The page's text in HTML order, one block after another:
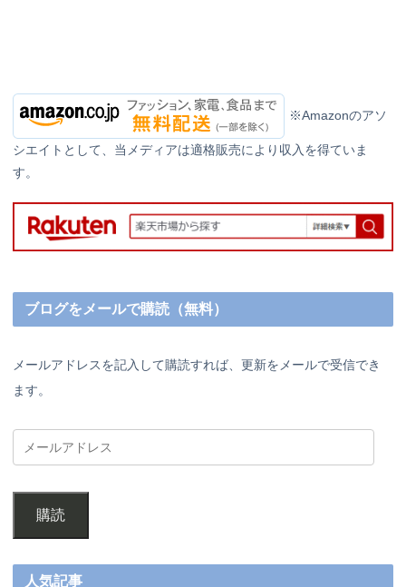
※Amazonのアソ
シエイトとして、当メディアは適格販売により収入を得ていま
す。
ブログをメールで購読（無料）
メールアドレスを記入して購読すれば、更新をメールで受信でき
ます。
購読
人気記事